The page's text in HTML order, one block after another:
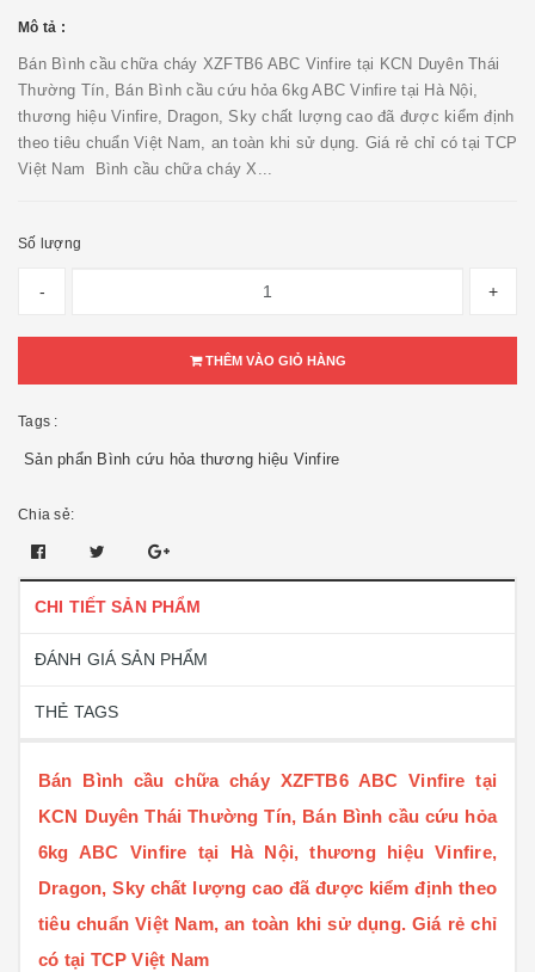
Mô tả :
Bán Bình cầu chữa cháy XZFTB6 ABC Vinfire tại KCN Duyên Thái
Thường Tín, Bán Bình cầu cứu hỏa 6kg ABC Vinfire tại Hà Nội,
thương hiệu Vinfire, Dragon, Sky chất lượng cao đã được kiểm định
theo tiêu chuẩn Việt Nam, an toàn khi sử dụng. Giá rẻ chỉ có tại TCP
Việt Nam Bình cầu chữa cháy X...
Số lượng
- +
THÊM VÀO GIỎ HÀNG
Tags :
Sản phẩn Bình cứu hỏa thương hiệu Vinfire
Chia sẻ:
CHI TIẾT SẢN PHẨM
ĐÁNH GIÁ SẢN PHẨM
THẺ TAGS
Bán Bình cầu chữa cháy XZFTB6 ABC Vinfire tại
KCN Duyên Thái Thường Tín, Bán Bình cầu cứu hỏa
6kg ABC Vinfire tại Hà Nội, thương hiệu Vinfire,
Dragon, Sky chất lượng cao đã được kiểm định theo
tiêu chuẩn Việt Nam, an toàn khi sử dụng. Giá rẻ chỉ
có tại TCP Việt Nam